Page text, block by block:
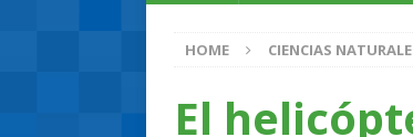
HOME CIENCIAS
El